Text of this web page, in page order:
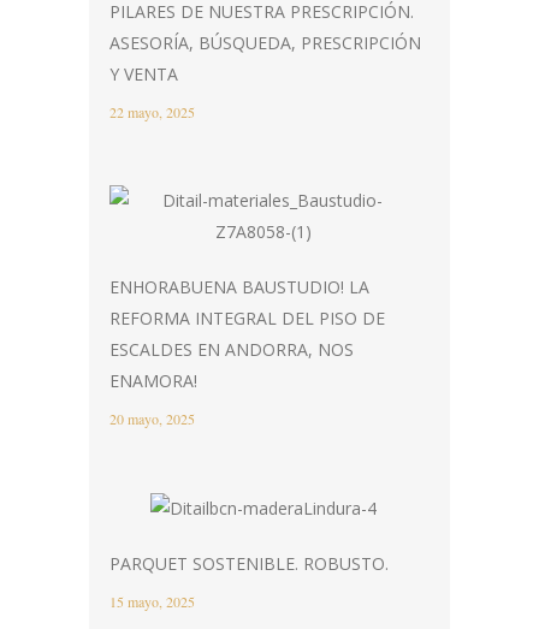
PILARES DE NUESTRA PRESCRIPCIÓN.
ASESORÍA, BÚSQUEDA, PRESCRIPCIÓN
Y VENTA
22 mayo, 2025
ENHORABUENA BAUSTUDIO! LA
REFORMA INTEGRAL DEL PISO DE
ESCALDES EN ANDORRA, NOS
ENAMORA!
20 mayo, 2025
PARQUET SOSTENIBLE. ROBUSTO.
15 mayo, 2025